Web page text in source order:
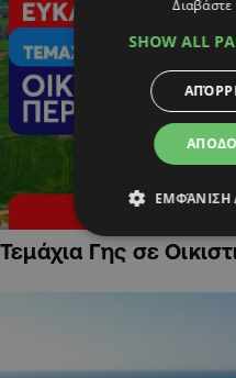
Τεμάχια Γης σε
SHOW ALL
ΕΜΦΆΝΙΣΗ